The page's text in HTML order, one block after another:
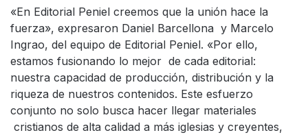
«En Editorial Peniel creemos que la unión hace la
fuerza», expresaron Daniel Barcellona y Marcelo
Ingrao, del equipo de Editorial Peniel. «Por ello,
estamos fusionando lo mejor de cada editorial:
nuestra capacidad de producción, distribución y la
riqueza de nuestros contenidos. Este esfuerzo
conjunto no solo busca hacer llegar materiales
cristianos de alta calidad a más iglesias y creyentes,